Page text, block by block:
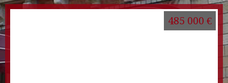
Vitrage PVC - Assainissement Indiv...
485 000 €